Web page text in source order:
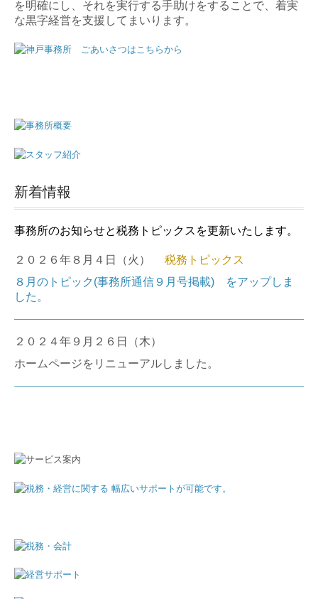
を明確にし、それを実行する手助けをすることで、着実
な黒字経営を支援してまいります。
新着情報
事務所のお知らせと税務トピックスを更新いたします。
２０２６年８月４日（火） 税務トピックス
８月のトピック(事務所通信９月号掲載)
をアップしま
した。
２０２４年９ 月２６日（木）
ホームページをリニューアルしました。